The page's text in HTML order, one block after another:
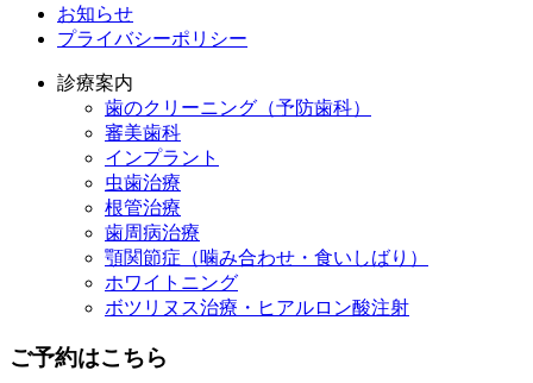
お知らせ
プライバシーポリシー
診療案内
歯のクリーニング（予防歯科）
審美歯科
インプラント
虫歯治療
根管治療
歯周病治療
顎関節症（噛み合わせ・食いしばり）
ホワイトニング
ボツリヌス治療・ヒアルロン酸注射
ご予約はこちら